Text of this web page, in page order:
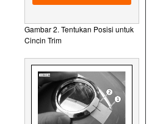
Gambar 2. Tentukan Posisi untuk
Cincin Trim